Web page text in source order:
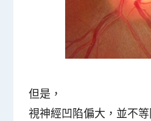
但是，
視神經凹陷偏大，並不等